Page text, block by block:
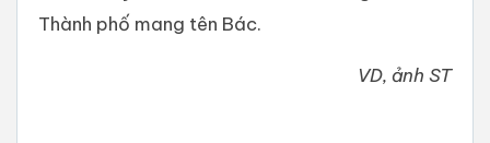
Thành phố mang tên Bác.
VD, ảnh ST